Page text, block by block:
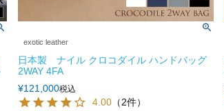
exotic leather
日本製 ナイル クロコダイル ハンドバッグ
2WAY 4FA
¥121,000税込
4.00 （2件）